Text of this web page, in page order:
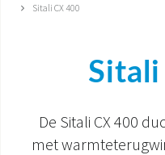
GEÏNTEGREERDE SYSTEMEN
WERELD OS
Sitali CX 400
Sitali
De Sitali CX 400
met